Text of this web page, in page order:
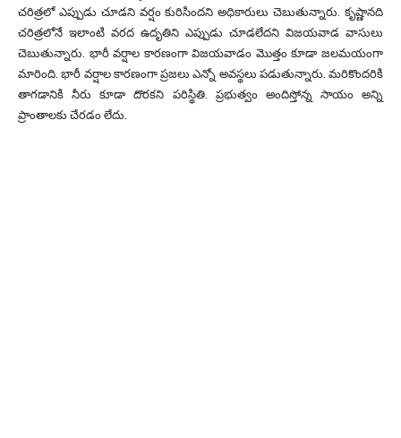
చరిత్రలో ఎప్పుడు చూడని వర్షం కురిసిందని అధికారులు చెబుతున్నారు. కృష్ణానది
చరిత్రలోనే ఇలాంటి వరద ఉదృతిని ఎప్పుడు చూడలేదని విజయవాడ వాసులు
చెబుతున్నారు. భారీ వర్షాల కారణంగా విజయవాడం మొత్తం కూడా జలమయంగా
మారింది. భారీ వర్షాల కారణంగా ప్రజలు ఎన్నో అవస్థలు పడుతున్నారు. మరికొందరికి
తాగడానికి నీరు కూడా దొరకని పరిస్థితి. ప్రభుత్వం అందిస్తోన్న సాయం అన్ని
ప్రాంతాలకు చేరడం లేదు.